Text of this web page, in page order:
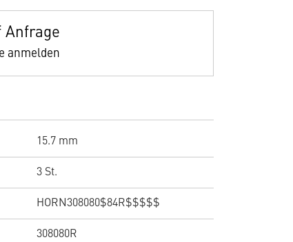
Anfrage
anmelden
15.7 mm
3 St.
HORN308080$84R$$$$$
308080R